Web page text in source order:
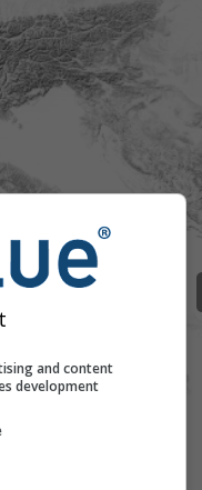
and content
development